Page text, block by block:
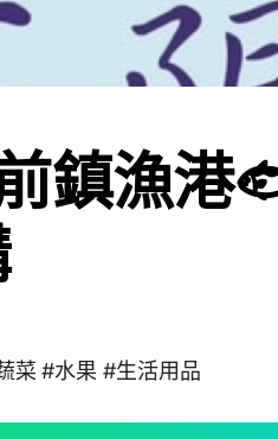
鎮漁港
菜 #水果 #生活用品